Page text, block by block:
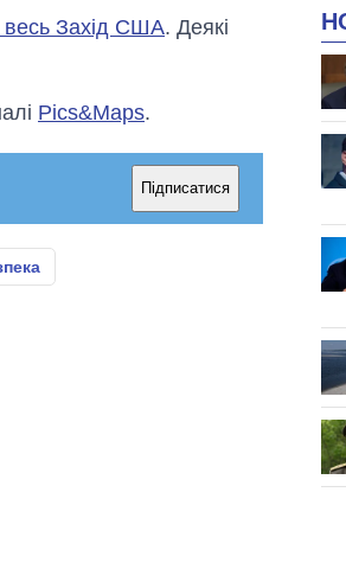
Захід США. Деякі
Pics&Maps.
Підписатися